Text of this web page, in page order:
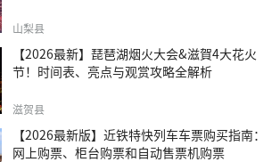
山梨县
【2026最新】琵琶湖烟火大会&滋賀4大花火
节！时间表、亮点与观赏攻略全解析
滋贺县
【2026最新版】近铁特快列车车票购买指南：
网上购票、柜台购票和自动售票机购票